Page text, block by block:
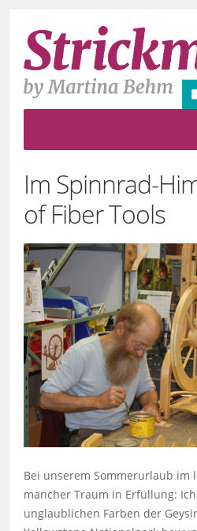
Im Spinnrad-
of Fiber Tools
Bei unserem Sommerurlaub im
mancher Traum in Erfüllung:
unglaublichen Farben der